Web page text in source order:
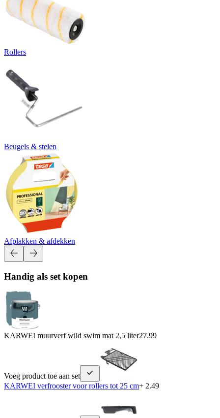
Rollers
Beugels & stelen
Afplakken & afdekken
Handig als set kopen
KARWEI muurverf wild swim mat 2,5 liter27.99
Voeg product toe aan set
KARWEI verfrooster voor rollers tot 25 cm+ 2.49